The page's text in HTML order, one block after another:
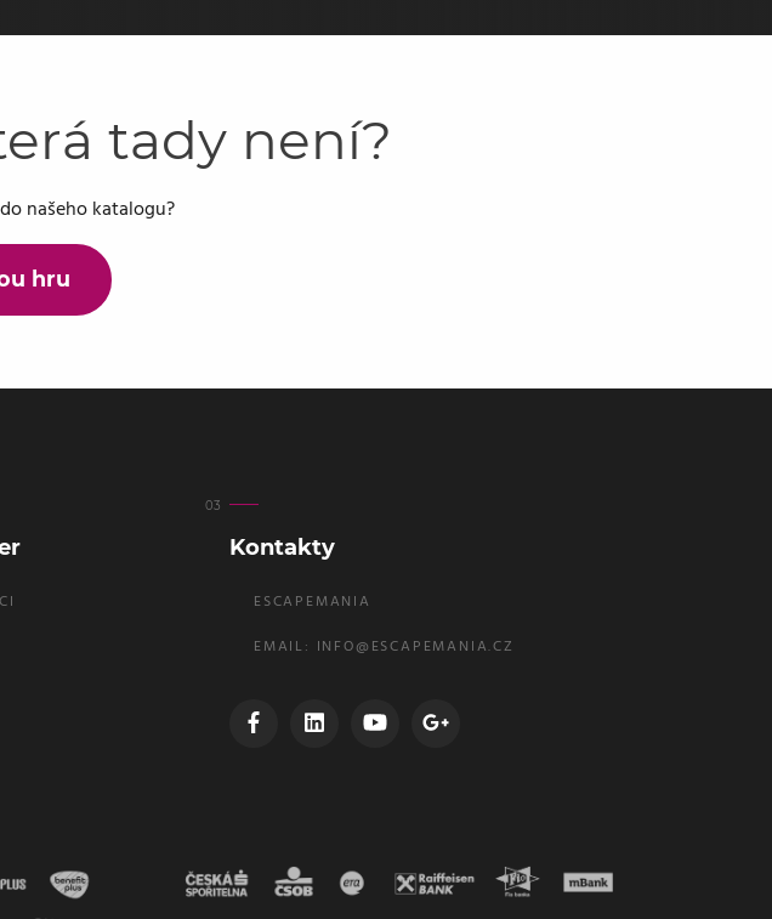
tady není?
našeho katalogu?
hru
Kontakty
ESCAPEMANIA
EMAIL: INFO@ESCAPEMANIA.CZ